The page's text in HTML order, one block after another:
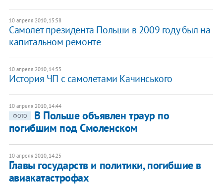
10 апреля 2010, 15:58
Самолет президента Польши в 2009 году был на
капитальном ремонте
10 апреля 2010, 14:55
История ЧП с самолетами Качинського
10 апреля 2010, 14:44
ФОТО
В Польше объявлен траур по
погибшим под Смоленском
10 апреля 2010, 14:25
Главы государств и политики, погибшие в
авиакатастрофах